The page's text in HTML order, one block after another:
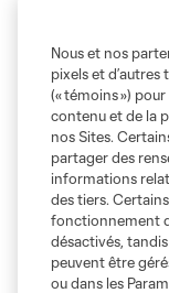
Nous et nos
pixels et
(« témoins »)
contenu et de la
nos Sites.
partager des
informations
des tiers.
fonctionnement
désactivés,
peuvent être
ou dans les